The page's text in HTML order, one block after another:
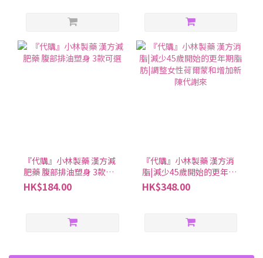
『代購』小林製藥 漢方減
肥藥 腹部排油塑身 3款可
選
HK$184.00
『代購』小林製藥 漢方消
脂|減少45歲開始的更年期
脂肪|調整女性荷爾蒙和增
加新陳代謝來
HK$348.00